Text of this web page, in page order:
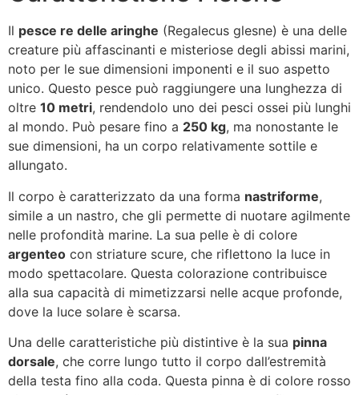
Il pesce re delle aringhe (Regalecus glesne) è una delle
creature più affascinanti e misteriose degli abissi marini,
noto per le sue dimensioni imponenti e il suo aspetto
unico. Questo pesce può raggiungere una lunghezza di
oltre 10 metri, rendendolo uno dei pesci ossei più lunghi
al mondo. Può pesare fino a 250 kg, ma nonostante le
sue dimensioni, ha un corpo relativamente sottile e
allungato.
Il corpo è caratterizzato da una forma nastriforme,
simile a un nastro, che gli permette di nuotare agilmente
nelle profondità marine. La sua pelle è di colore
argenteo con striature scure, che riflettono la luce in
modo spettacolare. Questa colorazione contribuisce
alla sua capacità di mimetizzarsi nelle acque profonde,
dove la luce solare è scarsa.
Una delle caratteristiche più distintive è la sua pinna
dorsale, che corre lungo tutto il corpo dall’estremità
della testa fino alla coda. Questa pinna è di colore rosso